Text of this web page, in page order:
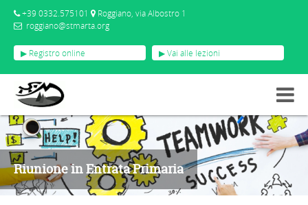
+39 0332.575101
Roggiano, via Albostro 1
roggiano@stmarta.org
▶ Registro online ▶ Vai alle lezioni
EVENTI
Riunione in Entrata Primaria